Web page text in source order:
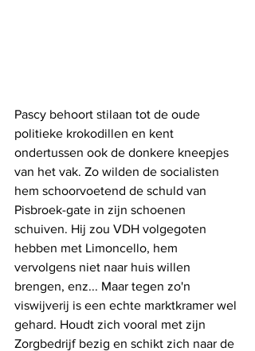
Pascy behoort stilaan tot de oude
politieke krokodillen en kent
ondertussen ook de donkere kneepjes
van het vak. Zo wilden de socialisten
hem schoorvoetend de schuld van
Pisbroek-gate in zijn schoenen
schuiven. Hij zou VDH volgegoten
hebben met Limoncello, hem
vervolgens niet naar huis willen
brengen, enz... Maar tegen zo'n
viswijverij is een echte marktkramer wel
gehard. Houdt zich vooral met zijn
Zorgbedrijf bezig en schikt zich naar de